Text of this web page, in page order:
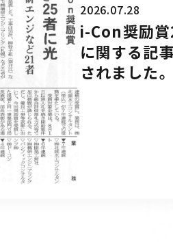
2026.07.28
i-Con奨励
に関する記
されました。